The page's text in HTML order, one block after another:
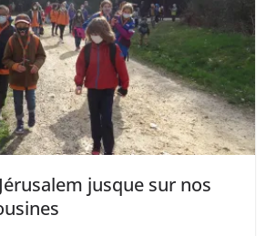
jusque sur nos